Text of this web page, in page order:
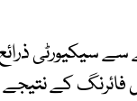
سیکیورٹی
میں 3 افراد زخمی